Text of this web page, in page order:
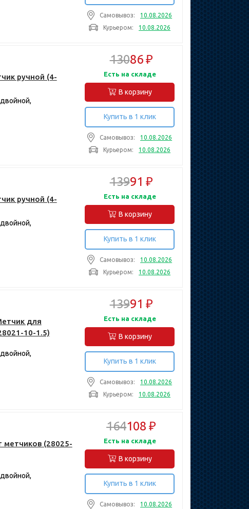
Самовывоз:
10.08.2026
Курьером:
10.08.2026
ручной (4-
13086 ₽
Есть на складе
В корзину
Купить в 1 клик
Самовывоз:
10.08.2026
Курьером:
10.08.2026
ручной (4-
13991 ₽
Есть на складе
В корзину
Купить в 1 клик
Самовывоз:
10.08.2026
Курьером:
10.08.2026
для
10-1.5)
13991 ₽
Есть на складе
В корзину
Купить в 1 клик
Самовывоз:
10.08.2026
Курьером:
10.08.2026
метчиков (28025-
164108 ₽
Есть на складе
В корзину
Купить в 1 клик
Самовывоз:
10.08.2026